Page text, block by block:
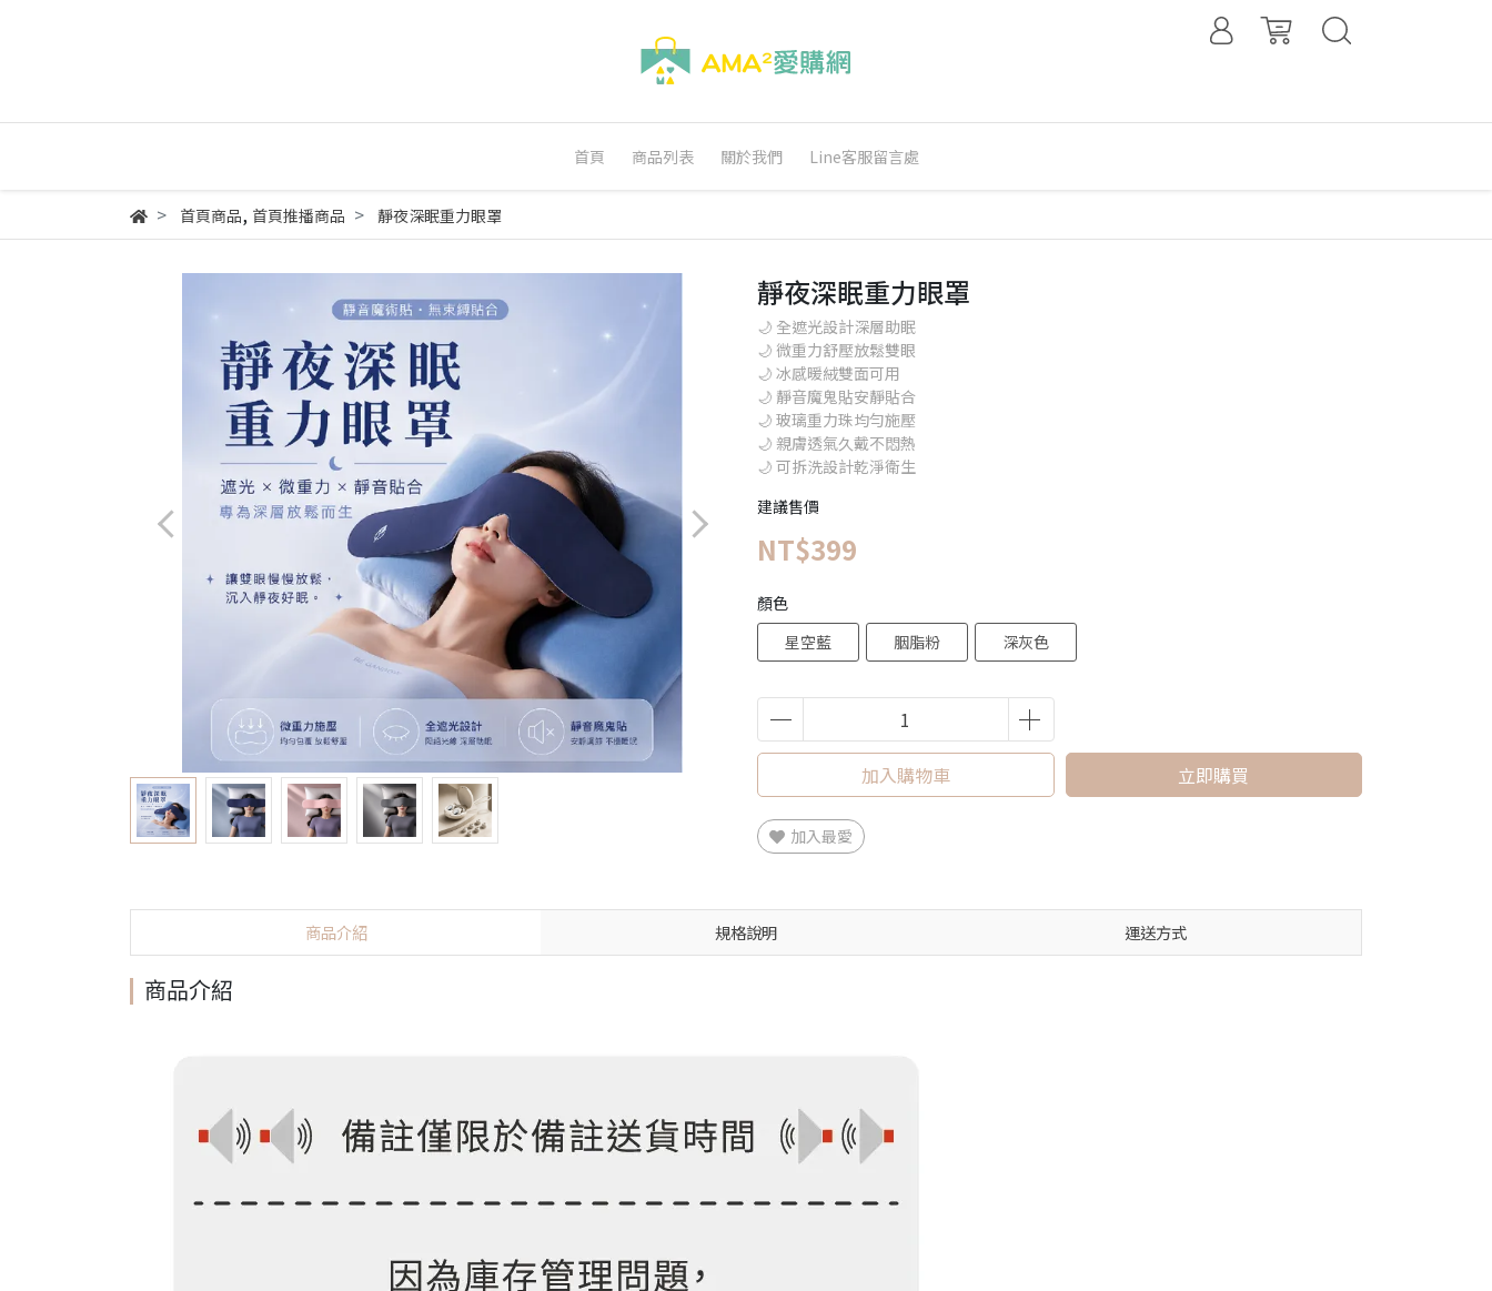
首頁 商品列表 關於我們 Line客服留言處
首頁商品, 首頁推播商品 靜夜深眠重力眼罩
靜夜深眠重力眼罩
🌙 全遮光設計深層助眠
🌙 微重力舒壓放鬆雙眼
🌙 冰感暖絨雙面可用
🌙 靜音魔鬼貼安靜貼合
🌙 玻璃重力珠均勻施壓
🌙 親膚透氣久戴不悶熱
🌙 可拆洗設計乾淨衛生
建議售價
NT$399
顏色
星空藍
胭脂粉 深灰色
加入購物車 立即購買
加入最愛
商品介紹 規格說明 運送方式
商品介紹